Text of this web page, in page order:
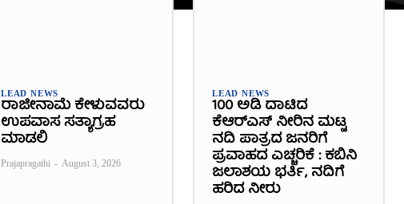
LEAD NEWS
ರಾಜೀನಾಮೆ ಕೇಳುವವರು
ಉಪವಾಸ ಸತ್ಯಾಗ್ರಹ
ಮಾಡಲಿ
Prajapragathi - August 3, 2026
LEAD NEWS
100 ಅಡಿ ದಾಟಿದ
ಕೆಆರ್‌ಎಸ್ ನೀರಿನ ಮಟ್ಟ
ನದಿ ಪಾತ್ರದ ಜನರಿಗೆ
ಪ್ರವಾಹದ ಎಚ್ಚರಿಕೆ : ಕಬಿನಿ
ಜಲಾಶಯ ಭರ್ತಿ, ನದಿಗೆ
ಹರಿದ ನೀರು